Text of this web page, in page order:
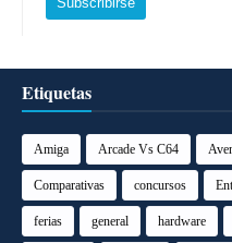
Etiquetas
Amiga Arcade Vs C64
Comparativas concursos
ferias general hardware